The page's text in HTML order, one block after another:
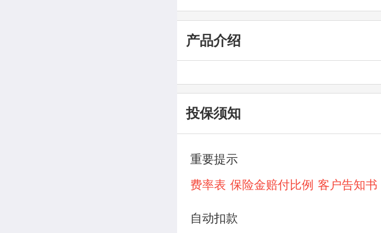
产品介绍
投保须知
重要提示
费率表 保险金赔付比例 客户告知书
自动扣款